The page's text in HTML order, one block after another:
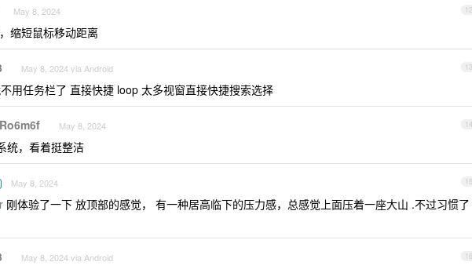
12
May 8, 2024
缩短鼠标移动距离
13
May 8, 2024 via Android
用任务栏了 直接快捷 loop 太多视窗直接快捷搜索选择
14
May 8, 2024
统，看着挺整洁
15
May 8, 2024
刚体验了一下 放顶部的感觉， 有一种居高临下的压力感，总感觉上面压着一座大山 .不过习惯了
16
May 8, 2024 via Android